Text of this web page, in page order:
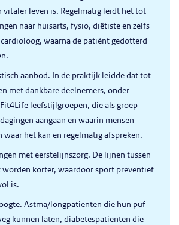
vitaler leven is. Regelmatig leidt het tot
naar huisarts, fysio, diëtiste en zelfs
cardioloog, waarna de patiënt gedotterd
aanbod. In de praktijk leidde dat tot
met dankbare deelnemers, onder
leefstijlgroepen, die als groep
aangaan en waarin mensen
waar het kan en regelmatig afspreken.
met eerstelijnszorg. De lijnen tussen
worden korter, waardoor sport preventief
is.
Astma/longpatiënten die hun puf
kunnen laten, diabetespatiënten die